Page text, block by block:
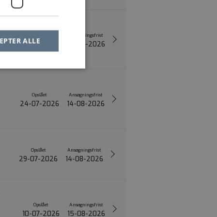
22-07-2026
Ansøgningsfrist
14-08-2026
Opslået
24-07-2026
Ansøgningsfrist
14-08-2026
Opslået
29-07-2026
Ansøgningsfrist
14-08-2026
Opslået
10-07-2026
Ansøgningsfrist
15-08-2026
ALLE